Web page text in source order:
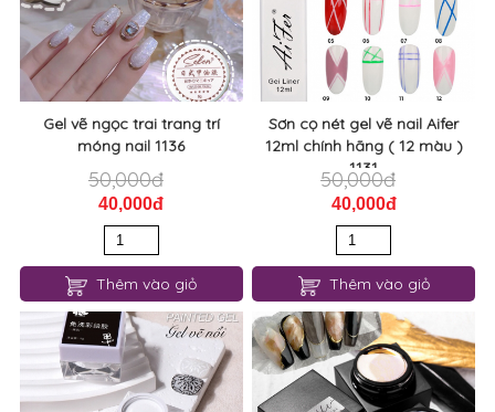
Gel vẽ ngọc trai trang trí
móng nail 1136
50,000đ
40,000đ
Thêm vào giỏ
Sơn cọ nét gel vẽ nail Aifer
12ml chính hãng ( 12 màu )
1131
50,000đ
40,000đ
Thêm vào giỏ